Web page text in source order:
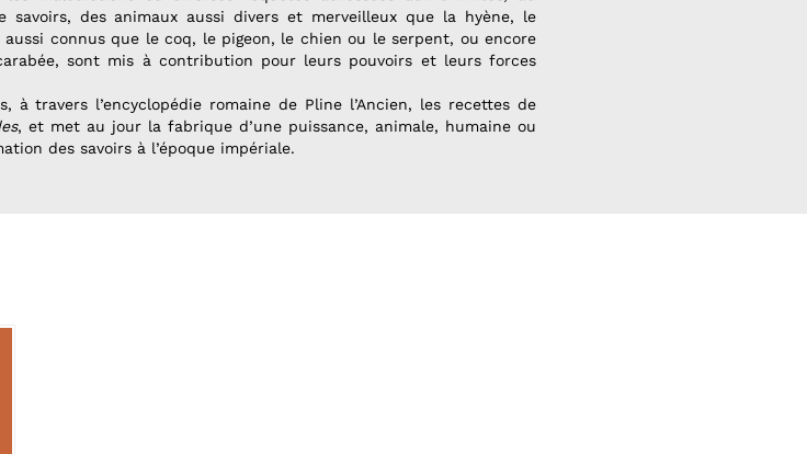
des animaux aussi divers et merveilleux que la hyène, le
aussi connus que le coq, le pigeon, le chien ou le serpent, ou encore
sont mis à contribution pour leurs pouvoirs et leurs forces
à travers l’encyclopédie romaine de Pline l’Ancien, les recettes de
, et met au jour la fabrique d’une puissance, animale, humaine ou
des savoirs à l’époque impériale.